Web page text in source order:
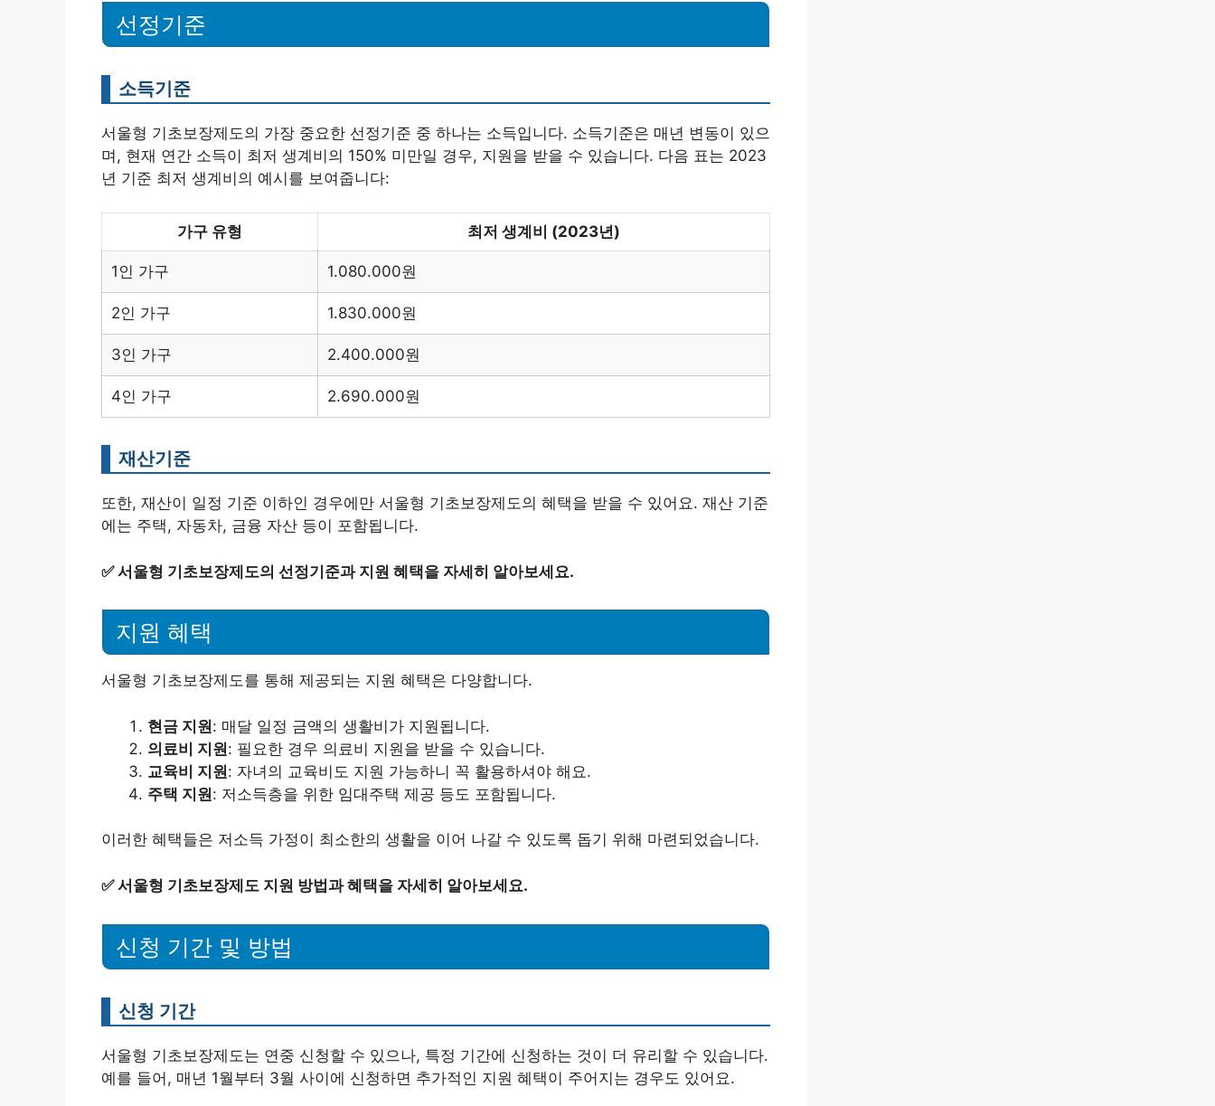
선정기준
소득기준
서울형 기초보장제도의 가장 중요한 선정기준 중 하나는 소득입니다. 소득기준은 매년 변동이 있으
며, 현재 연간 소득이 최저 생계비의 150% 미만일 경우, 지원을 받을 수 있습니다. 다음 표는 2023
년 기준 최저 생계비의 예시를 보여줍니다:
가구 유형 최저 생계비 (2023년)
1인 가구 1.080.000원
2인 가구 1.830.000원
3인 가구 2.400.000원
4인 가구 2.690.000원
재산기준
또한, 재산이 일정 기준 이하인 경우에만 서울형 기초보장제도의 혜택을 받을 수 있어요. 재산 기준
에는 주택, 자동차, 금융 자산 등이 포함됩니다.
✅서울형 기초보장제도의 선정기준과 지원 혜택을 자세히 알아보세요.
지원 혜택
서울형 기초보장제도를 통해 제공되는 지원 혜택은 다양합니다.
현금 지원: 매달 일정 금액의 생활비가 지원됩니다.
의료비 지원: 필요한 경우 의료비 지원을 받을 수 있습니다.
교육비 지원: 자녀의 교육비도 지원 가능하니 꼭 활용하셔야 해요.
주택 지원: 저소득층을 위한 임대주택 제공 등도 포함됩니다.
이러한 혜택들은 저소득 가정이 최소한의 생활을 이어 나갈 수 있도록 돕기 위해 마련되었습니다.
✅서울형 기초보장제도 지원 방법과 혜택을 자세히 알아보세요.
신청 기간 및 방법
신청 기간
서울형 기초보장제도는 연중 신청할 수 있으나, 특정 기간에 신청하는 것이 더 유리할 수 있습니다.
예를 들어, 매년 1월부터 3월 사이에 신청하면 추가적인 지원 혜택이 주어지는 경우도 있어요.